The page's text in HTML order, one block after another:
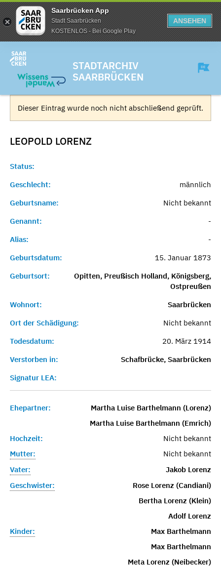
Saarbrücken App
Stadt Saarbrücken
KOSTENLOS - Bei Google Play
ANSEHEN
STADTARCHIV
SAARBRÜCKEN
Dieser Eintrag wurde noch nicht abschließend geprüft.
LEOPOLD LORENZ
Status:
Geschlecht:
männlich
Geburtsname:
Nicht bekannt
Genannt:
-
Alias:
-
Geburtsdatum:
15. Januar 1873
Geburtsort:
Opitten, Preußisch Holland, Königsberg,
Ostpreußen
Wohnort:
Saarbrücken
Ort der Schädigung:
Nicht bekannt
Todesdatum:
20. März 1914
Verstorben in:
Schafbrücke, Saarbrücken
Signatur LEA:
Ehepartner:
Martha Luise Barthelmann (Lorenz)
Martha Luise Barthelmann (Emrich)
Hochzeit:
Nicht bekannt
Mutter:
Nicht bekannt
Vater:
Jakob Lorenz
Geschwister:
Rose Lorenz (Candiani)
Bertha Lorenz (Klein)
Adolf Lorenz
Kinder:
Max Barthelmann
Max Barthelmann
Meta Lorenz (Neibecker)